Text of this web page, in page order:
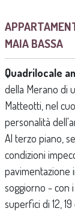
MAIA BASSA
Quadrilocale
della Merano di
Matteotti, nel
personalità
Al terzo piano,
condizioni
pavimentazione
soggiorno - con
superfici di 12,